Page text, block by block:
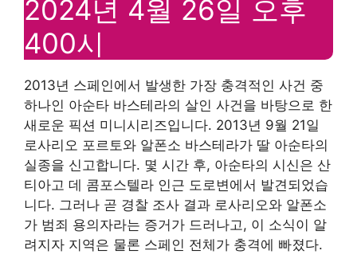
2024년 4월 26일 오후
400시
2013년 스페인에서 발생한 가장 충격적인 사건 중
하나인 아순타 바스테라의 살인 사건을 바탕으로 한
새로운 픽션 미니시리즈입니다. 2013년 9월 21일
로사리오 포르토와 알폰소 바스테라가 딸 아순타의
실종을 신고합니다. 몇 시간 후, 아순타의 시신은 산
티아고 데 콤포스텔라 인근 도로변에서 발견되었습
니다. 그러나 곧 경찰 조사 결과 로사리오와 알폰소
가 범죄 용의자라는 증거가 드러나고, 이 소식이 알
려지자 지역은 물론 스페인 전체가 충격에 빠졌다.